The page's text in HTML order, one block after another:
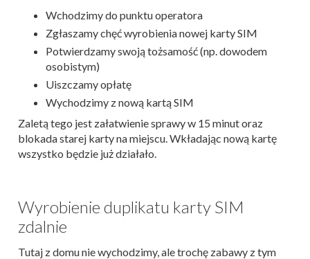
Wchodzimy do punktu operatora
Zgłaszamy chęć wyrobienia nowej karty SIM
Potwierdzamy swoją tożsamość (np. dowodem
osobistym)
Uiszczamy opłatę
Wychodzimy z nową kartą SIM
Zaletą tego jest załatwienie sprawy w 15 minut oraz
blokada starej karty na miejscu. Wkładając nową kartę
wszystko będzie już działało.
Wyrobienie duplikatu karty SIM
zdalnie
Tutaj z domu nie wychodzimy, ale trochę zabawy z tym